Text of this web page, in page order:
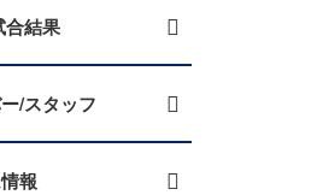
合結果
/スタッフ
報